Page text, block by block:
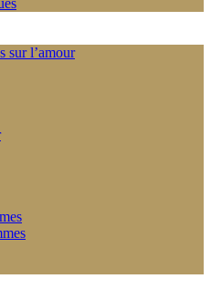
sur l’amour